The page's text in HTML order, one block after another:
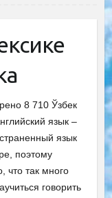
8 710 Ўзбек
язык –
язык
поэтому
что так много
говорить